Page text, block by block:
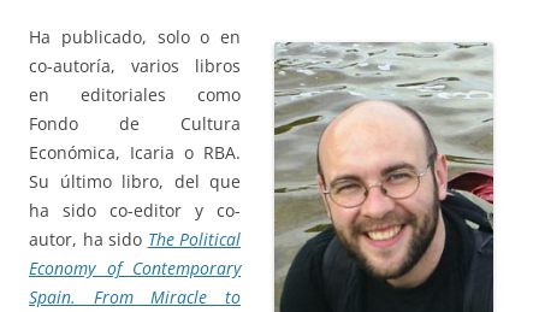
Ha publicado, solo o en
co-autoría, varios libros
en editoriales como
Fondo de Cultura
Económica, Icaria o RBA.
Su último libro, del que
ha sido co-editor y co-
autor, ha sido The Political
Economy of Contemporary
Spain. From Miracle to